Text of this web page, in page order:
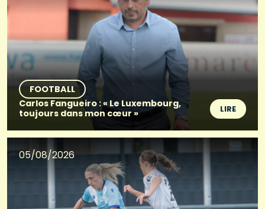
FOOTBALL
Carlos Fangueiro : « Le Luxembourg,
toujours dans mon cœur »
LIRE
05/08/2026